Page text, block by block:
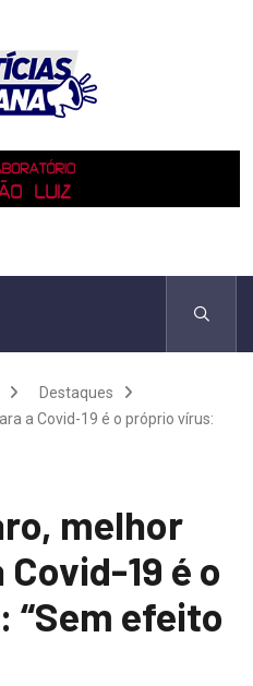
Destaques
a Covid-19 é o próprio vírus:
melhor
19 é o
“Sem efeito